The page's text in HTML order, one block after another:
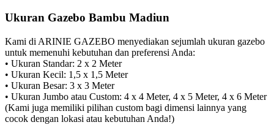
Ukuran Gazebo Bambu Madiun
Kami di ARINIE GAZEBO menyediakan sejumlah ukuran gazebo
untuk memenuhi kebutuhan dan preferensi Anda:
• Ukuran Standar: 2 x 2 Meter
• Ukuran Kecil: 1,5 x 1,5 Meter
• Ukuran Besar: 3 x 3 Meter
• Ukuran Jumbo atau Custom: 4 x 4 Meter, 4 x 5 Meter, 4 x 6 Meter
(Kami juga memiliki pilihan custom bagi dimensi lainnya yang
cocok dengan lokasi atau kebutuhan Anda!)